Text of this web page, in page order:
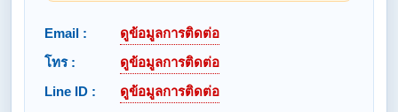
Email :
ดูข้อมูลการติดต่อ
โทร :
ดูข้อมูลการติดต่อ
Line ID :
ดูข้อมูลการติดต่อ